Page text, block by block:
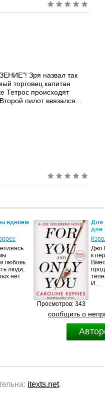
Зря назвал так
торговец капитан
Тетрос происходят
пилот ввязался...
вдвоем
любовь.
люди,
нет
Просмотров: 343
Для
для
Джо
к
И…
сообщить о
itexts.net.